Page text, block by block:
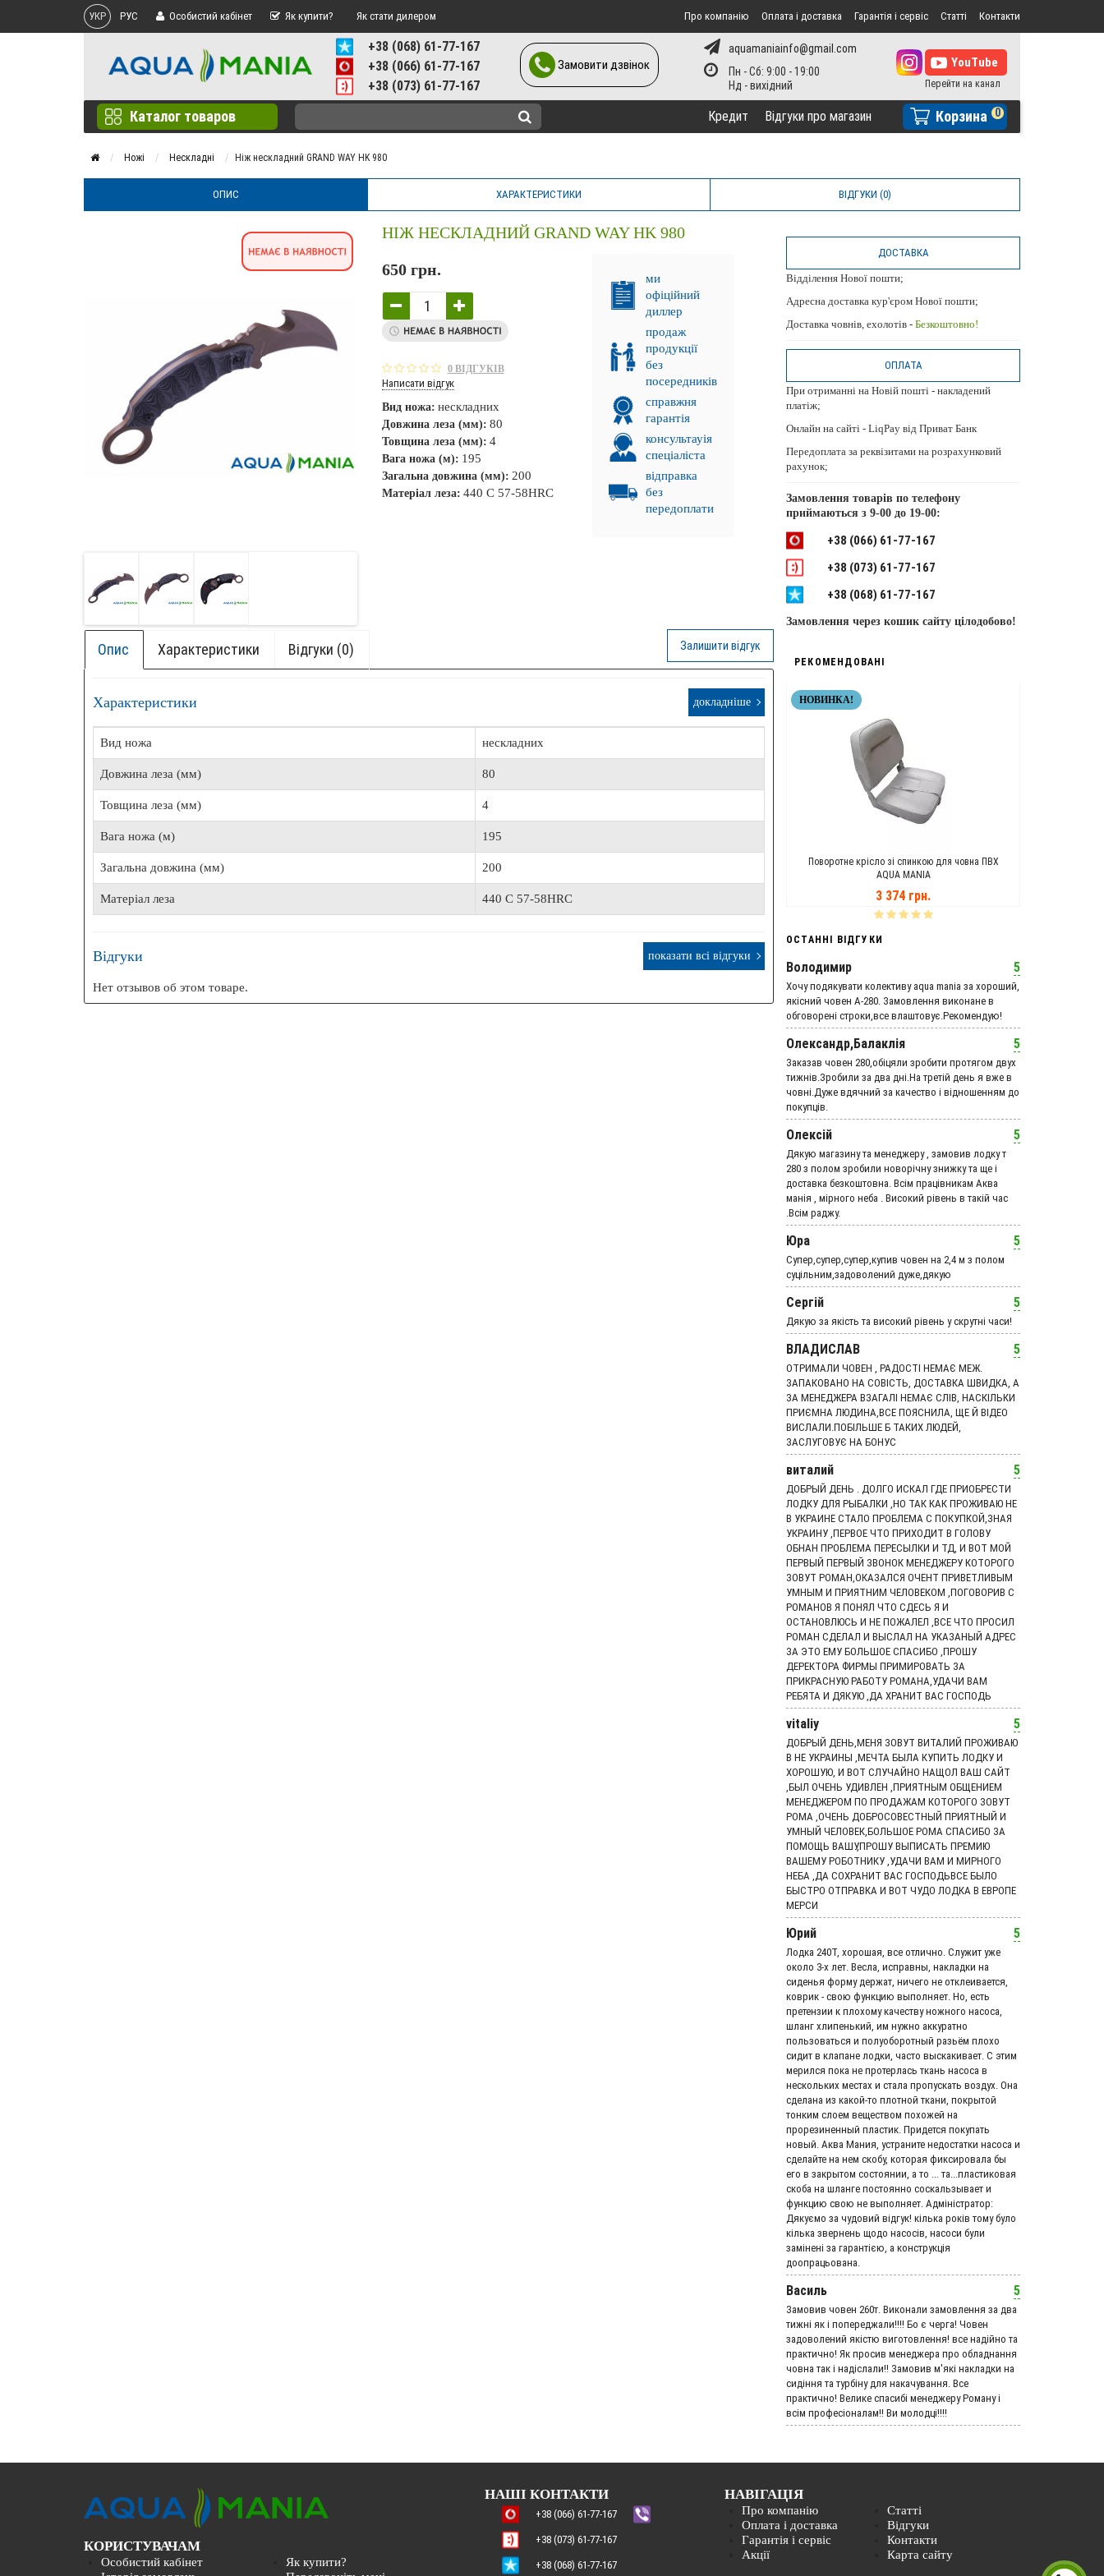
УКР РУС Особистий кабінет Як купити? Як стати дилером Про компанію Оплата і доставка Гарантія і сервіс Статті Контакти
+38 (068) 61-77-167
+38 (066) 61-77-167
+38 (073) 61-77-167
Замовити дзвінок
aquamaniainfo@gmail.com
Пн - Сб: 9:00 - 19:00
Корзина 0
Кредит Відгуки про магазин
Каталог товаров
Ножі Нескладні Ніж нескладний GRAND WAY HK 980
ОПИС ХАРАКТЕРИСТИКИ ВІДГУКИ (0)
НІЖ НЕСКЛАДНИЙ GRAND WAY HK 980
650 грн.
0 ВІДГУКІВ
Написати відгук
Вид ножа: нескладних
Довжина леза (мм): 80
Товщина леза (мм): 4
Вага ножа (м): 195
Загальна довжина (мм): 200
Матеріал леза: 440 C 57-58HRC
ми
офіційний
диллер
продаж
продукції
без
посередників
справжня
гарантія
консультауія
спеціаліста
відправка
без
передоплати
Залишити відгук
Опис Характеристики Відгуки (0)
Характеристики докладніше
Вид ножа нескладних
Довжина леза (мм) 80
Товщина леза (мм) 4
Вага ножа (м) 195
Загальна довжина (мм) 200
Матеріал леза 440 C 57-58HRC
Відгуки показати всі відгуки
Нет отзывов об этом товаре.
ДОСТАВКА
Відділення Нової пошти;
Адресна доставка кур'єром Нової пошти;
Доставка човнів, ехолотів - Безкоштовно!
ОПЛАТА
При отриманні на Новій пошті - накладений
платіж;
Онлайн на сайті - LiqPay від Приват Банк
Передоплата за реквізитами на розрахунковий
рахунок;
Замовлення товарів по телефону
приймаються з 9-00 до 19-00:
+38 (066) 61-77-167
+38 (073) 61-77-167
+38 (068) 61-77-167
Замовлення через кошик сайту цілодобово!
РЕКОМЕНДОВАНІ
НОВИНКА!
Ехолот Lowrance Elite FS 9 с датчиком Active
НОВИНКА!
Поворотне крісло зі спинкою для човна ПВХ
AQUA MANIA
3 374 грн.
ОСТАННІ ВІДГУКИ
Володимир 5
Хочу подякувати колективу aqua mania за хороший,
якісний човен А-280. Замовлення виконане в
обговорені строки,все влаштовує.Рекомендую!
Олександр,Балаклія 5
Заказав човен 280,обіцяли зробити протягом двух
тижнів.Зробили за два дні.На третій день я вже в
човні.Дуже вдячний за качество і відношенням до
покупців.
Олексій 5
Дякую магазину та менеджеру , замовив лодку т
280 з полом зробили новорічну знижку та ще і
доставка безкоштовна. Всім працівникам Аква
манія , мірного неба . Високий рівень в такій час
.Всім раджу.
Юра 5
Супер,супер,супер,купив човен на 2,4 м з полом
суцільним,задоволений дуже,дякую
Сергій 5
Дякую за якість та високий рівень у скрутні часи!
ВЛАДИСЛАВ 5
ОТРИМАЛИ ЧОВЕН , РАДОСТІ НЕМАЄ МЕЖ.
ЗАПАКОВАНО НА СОВІСТЬ, ДОСТАВКА ШВИДКА, А
ЗА МЕНЕДЖЕРА ВЗАГАЛІ НЕМАЄ СЛІВ, НАСКІЛЬКИ
ПРИЄМНА ЛЮДИНА,ВСЕ ПОЯСНИЛА, ЩЕ Й ВІДЕО
ВИСЛАЛИ.ПОБІЛЬШЕ Б ТАКИХ ЛЮДЕЙ,
ЗАСЛУГОВУЄ НА БОНУС
виталий 5
ДОБРЫЙ ДЕНЬ . ДОЛГО ИСКАЛ ГДЕ ПРИОБРЕСТИ
ЛОДКУ ДЛЯ РЫБАЛКИ ,НО ТАК КАК ПРОЖИВАЮ НЕ
В УКРАИНЕ СТАЛО ПРОБЛЕМА С ПОКУПКОЙ,ЗНАЯ
УКРАИНУ ,ПЕРВОЕ ЧТО ПРИХОДИТ В ГОЛОВУ
ОБНАН ПРОБЛЕМА ПЕРЕСЫЛКИ И ТД, И ВОТ МОЙ
ПЕРВЫЙ ПЕРВЫЙ ЗВОНОК МЕНЕДЖЕРУ КОТОРОГО
ЗОВУТ РОМАН,ОКАЗАЛСЯ ОЧЕНТ ПРИВЕТЛИВЫМ
УМНЫМ И ПРИЯТНИМ ЧЕЛОВЕКОМ ,ПОГОВОРИВ С
РОМАНОВ Я ПОНЯЛ ЧТО СДЕСЬ Я И
ОСТАНОВЛЮСЬ И НЕ ПОЖАЛЕЛ ,ВСЕ ЧТО ПРОСИЛ
РОМАН СДЕЛАЛ И ВЫСЛАЛ НА УКАЗАНЫЙ АДРЕС
ЗА ЭТО ЕМУ БОЛЬШОЕ СПАСИБО ,ПРОШУ
ДЕРЕКТОРА ФИРМЫ ПРИМИРОВАТЬ ЗА
ПРИКРАСНУЮ РАБОТУ РОМАНА,УДАЧИ ВАМ
РЕБЯТА И ДЯКУЮ ,ДА ХРАНИТ ВАС ГОСПОДЬ
vitaliy 5
ДОБРЫЙ ДЕНЬ,МЕНЯ ЗОВУТ ВИТАЛИЙ ПРОЖИВАЮ
В НЕ УКРАИНЫ ,МЕЧТА БЫЛА КУПИТЬ ЛОДКУ И
ХОРОШУЮ, И ВОТ СЛУЧАЙНО НАЩОЛ ВАШ САЙТ
,БЫЛ ОЧЕНЬ УДИВЛЕН ,ПРИЯТНЫМ ОБЩЕНИЕМ
МЕНЕДЖЕРОМ ПО ПРОДАЖАМ КОТОРОГО ЗОВУТ
РОМА ,ОЧЕНЬ ДОБРОСОВЕСТНЫЙ ПРИЯТНЫЙ И
УМНЫЙ ЧЕЛОВЕК,БОЛЬШОЕ РОМА СПАСИБО ЗА
ПОМОЩЬ ВАШУ,ПРОШУ ВЫПИСАТЬ ПРЕМИЮ
ВАШЕМУ РОБОТНИКУ ,УДАЧИ ВАМ И МИРНОГО
НЕБА ,ДА СОХРАНИТ ВАС ГОСПОДЬВСЕ БЫЛО
БЫСТРО ОТПРАВКА И ВОТ ЧУДО ЛОДКА В ЕВРОПЕ
МЕРСИ
Юрий 5
Лодка 240Т, хорошая, все отлично. Служит уже
около 3-х лет. Весла, исправны, накладки на
сиденья форму держат, ничего не отклеивается,
коврик - свою функцию выполняет. Но, есть
претензии к плохому качеству ножного насоса,
шланг хлипенький, им нужно аккуратно
пользоваться и полуоборотный разьём плохо
сидит в клапане лодки, часто выскакивает. С этим
мерился пока не протерлась ткань насоса в
нескольких местах и стала пропускать воздух. Она
сделана из какой-то плотной ткани, покрытой
тонким слоем веществом похожей на
прорезиненный пластик. Придется покупать
новый. Аква Мания, устраните недостатки насоса и
сделайте на нем скобу, которая фиксировала бы
его в закрытом состоянии, а то ... та...пластиковая
скоба на шланге постоянно соскальзывает и
функцию свою не выполняет. Адмiнiстратор:
Дякуємо за чудовий вiдгук! кілька років тому було
кілька звернень щодо насосів, насоси були
замінені за гарантією, а конструкція
доопрацьована.
Василь 5
Замовив човен 260т. Виконали замовлення за два
тижні як і попереджали!!!! Бо є черга! Човен
задоволений якістю виготовлення! все надійно та
практично! Як просив менеджера про обладнання
човна так і надіслали!! Замовив м'які накладки на
сидіння та турбіну для накачування. Все
практично! Велике спасибі менеджеру Роману і
всім професіоналам!! Ви молодці!!!!
КОРИСТУВАЧАМ
Особистий кабінет
Як купити?
НАШІ КОНТАКТИ
+38 (066) 61-77-167
+38 (073) 61-77-167
+38 (068) 61-77-167
НАВІГАЦІЯ
Про компанію
Оплата і доставка
Гарантія і сервіс
Акції
Статті
Відгуки
Контакти
Карта сайту